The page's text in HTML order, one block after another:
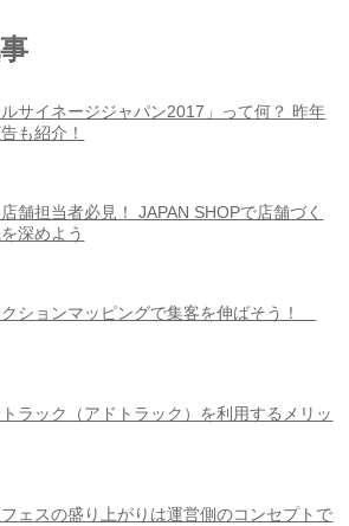
ルサイネージジャパン2017」って何？ 昨年
も紹介！
舗担当者必見！ JAPAN SHOPで店舗づく
深めよう
ションマッピングで集客を伸ばそう！
ラック（アドトラック）を利用するメリッ
ェスの盛り上がりは運営側のコンセプトで